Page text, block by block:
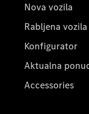
Nova vozila
Rabljena vozila
Konfigurator
Aktualna
Accessories